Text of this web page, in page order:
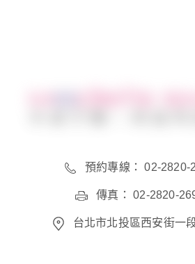
預約專線： 02-2820-
傳真： 02-2820-
台北市北投區西安街一